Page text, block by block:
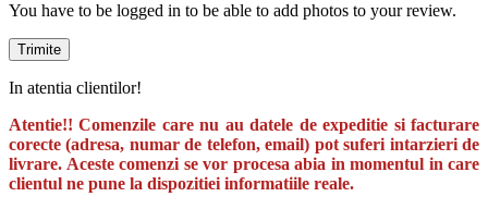
You have to be logged in to be able to add photos to your review.
In atentia clientilor!
Atentie!! Comenzile care nu au datele de expeditie si facturare
corecte (adresa, numar de telefon, email) pot suferi intarzieri de
livrare. Aceste comenzi se vor procesa abia in momentul in care
clientul ne pune la dispozitiei informatiile reale.